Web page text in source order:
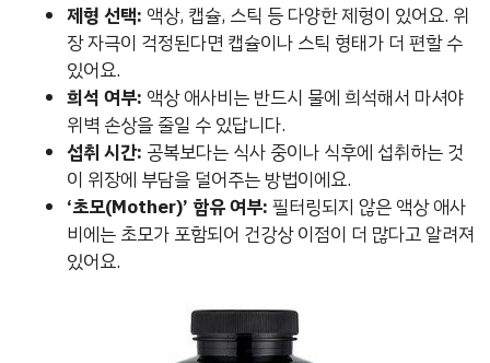
제형 선택: 액상, 캡슐, 스틱 등 다양한 제형이 있어요. 위
장 자극이 걱정된다면 캡슐이나 스틱 형태가 더 편할 수
있어요.
희석 여부: 액상 애사비는 반드시 물에 희석해서 마셔야
위벽 손상을 줄일 수 있답니다.
섭취 시간: 공복보다는 식사 중이나 식후에 섭취하는 것
이 위장에 부담을 덜어주는 방법이에요.
‘초모(Mother)’ 함유 여부: 필터링되지 않은 액상 애사
비에는 초모가 포함되어 건강상 이점이 더 많다고 알려져
있어요.